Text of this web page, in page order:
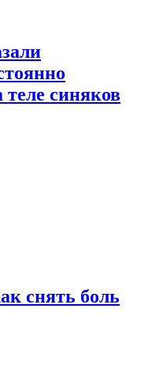
синяков
снять боль